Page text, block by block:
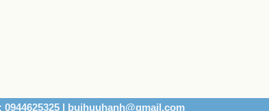
0944625325 | buihuuhanh@gmail.com